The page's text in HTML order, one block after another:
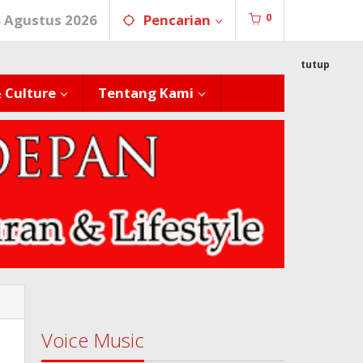
Agustus 2026 Pencarian 0
Culture Tentang Kami
tutup
Voice Music